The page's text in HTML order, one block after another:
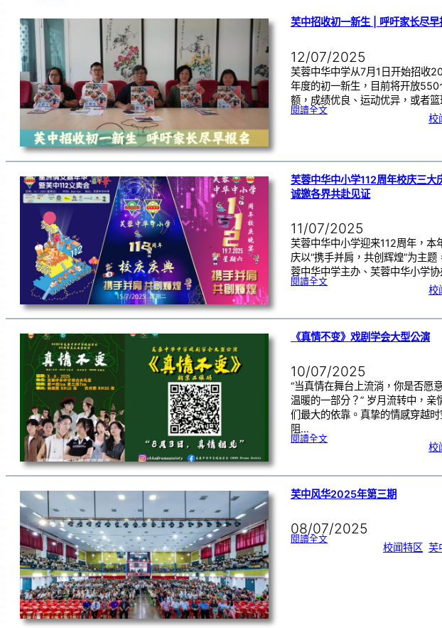
芙中招收初一新生 | 呼吁家长尽早
12/07/2025
芙蓉中华中学从7月1日开始招收
年度的初一新生，目前将开放550
额，成绩优良、运动优异，或者
閱讀全文:芙
呼
吁
长
尽
早
报
名
校
芙蓉中华中小学112周年校庆三大
诚邀各界共赴见证
11/07/2025
芙蓉中华中小学迎来112周年，本
庆以“携手并肩，共创辉煌”为主题
蓉中华中学主办、芙蓉中华小学
閱讀全文:芙
学
1
2
周
年
校
庆
典
｜
诚
邀
各
界
共
赴
见
证
校
《真情不变》戏剧学会大型公演
10/07/2025
“当真情在舞台上流淌，你是否愿
温暖的一部分？” 岁月流转中，亲
们最大的依靠。真挚的情感穿越
阻…
閱讀全文:《
戏
剧
会
大
型
公
校
芙中风华2025年第三期
08/07/2025
閱讀全文:芙 校闻特区 芙